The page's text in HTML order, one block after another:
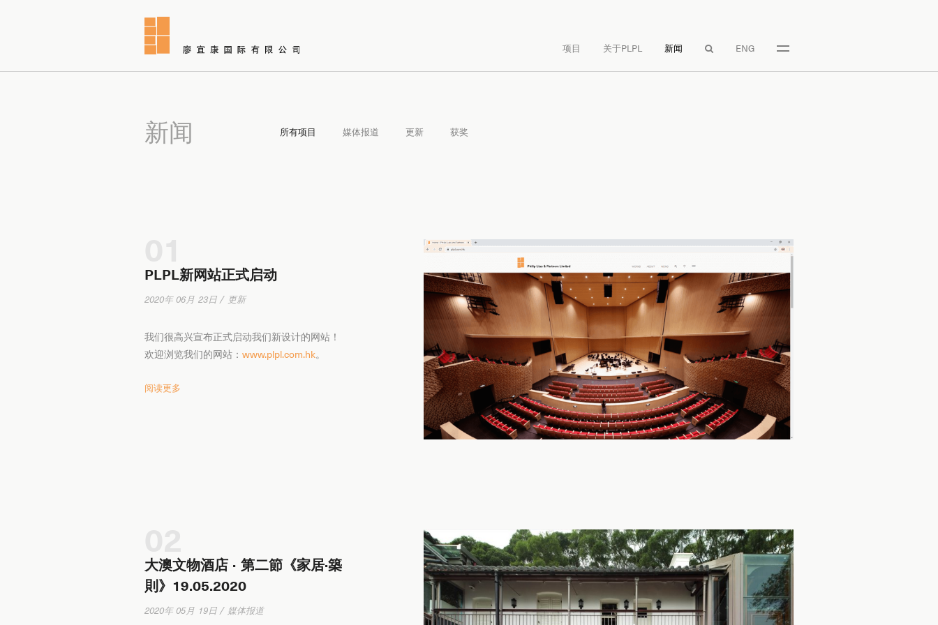
项目 关于PLPL 新闻  ENG
新闻 所有项目 媒体报道 更新 获奖
PLPL新网站正式启动
2020年 06月 23日 / 更新
我们很高兴宣布正式启动我们新设计的网站！
欢迎浏览我们的网站： www.plpl.com.hk。
阅读更多
大澳文物酒店 · 第二節《家居·築
則》19.05.2020
2020年 05月 19日 / 媒体报道